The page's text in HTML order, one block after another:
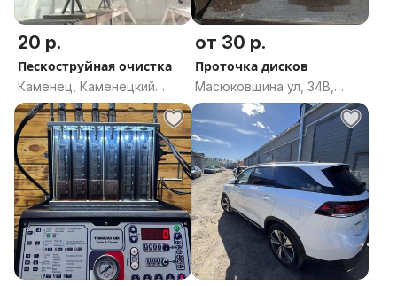
20 р.
Пескоструйная очистка
Каменец, Каменецкий
район, Брестская область
от 30 р.
Проточка дисков
Масюковщина ул, 34В,
Минск